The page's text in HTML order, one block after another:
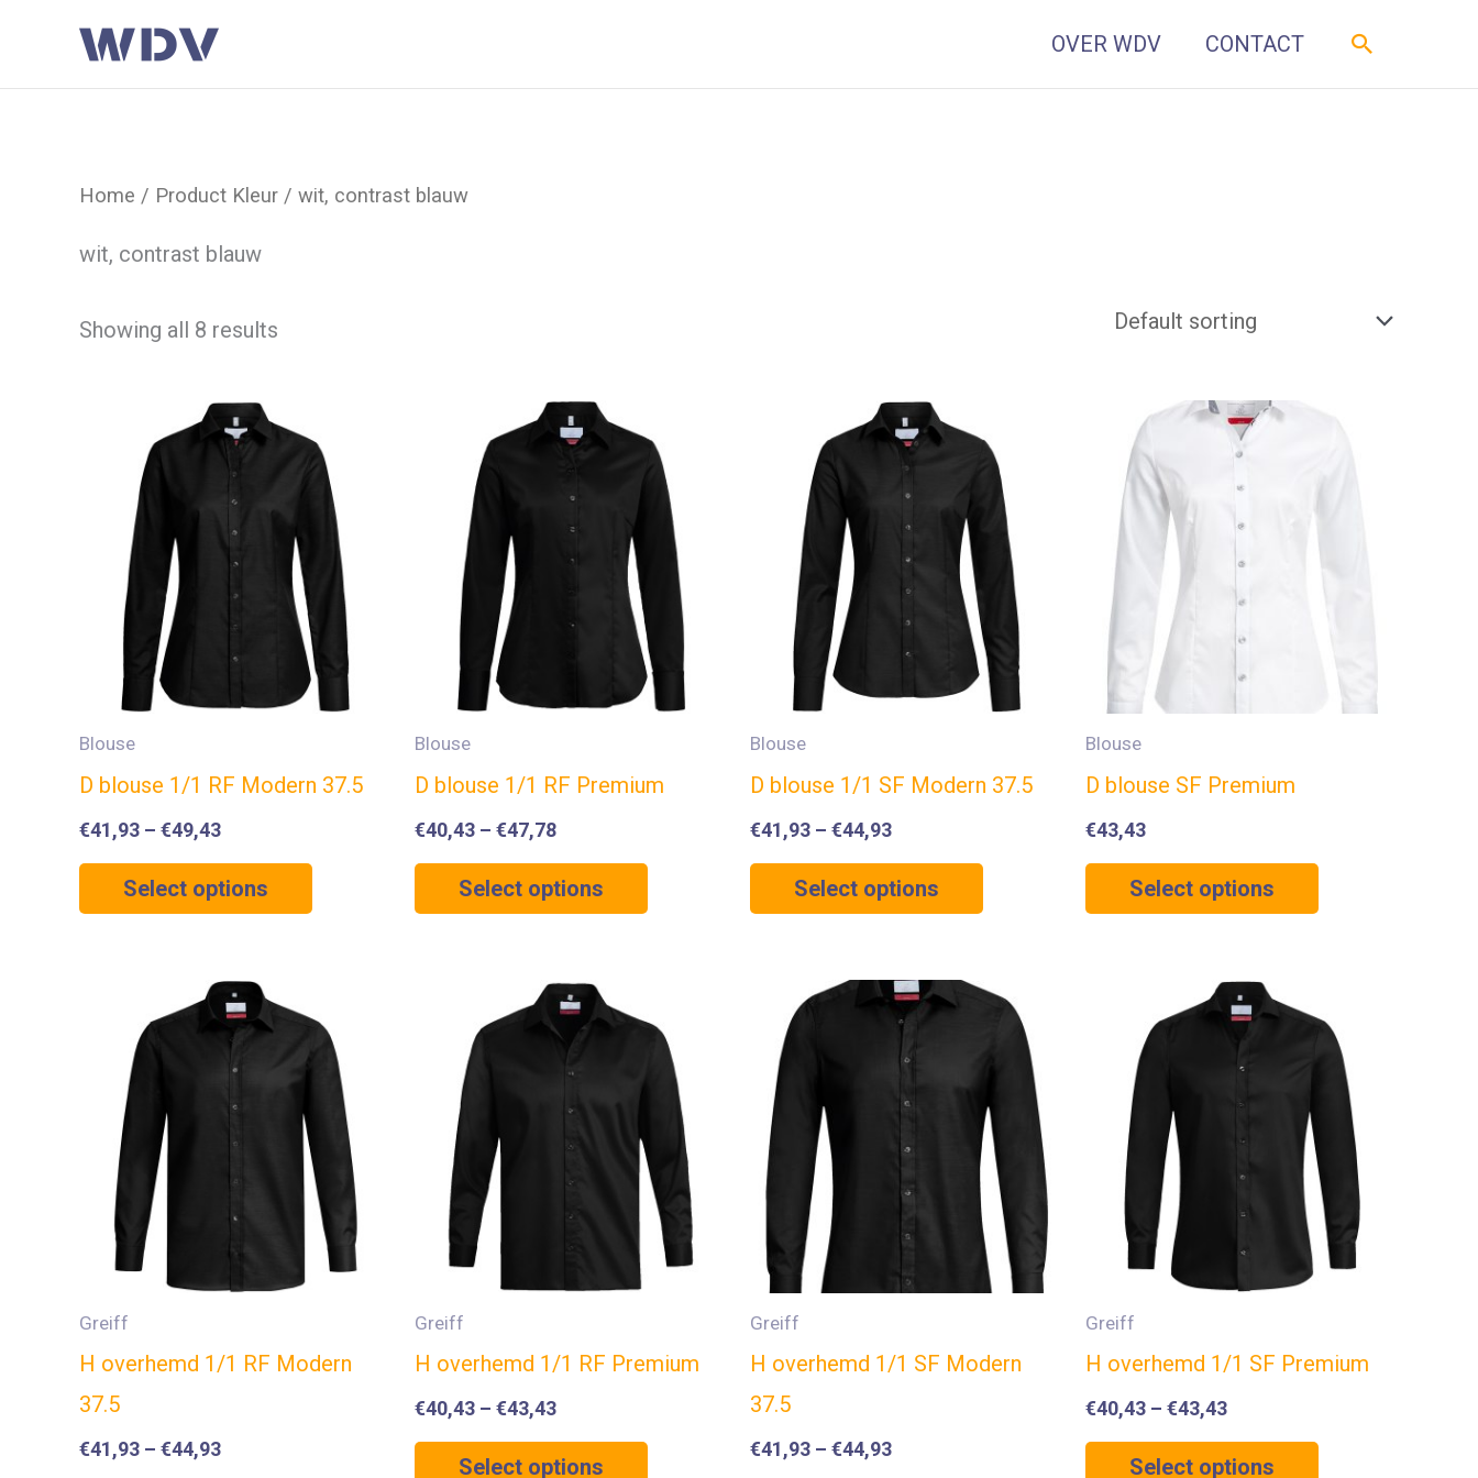
OVER WDV CONTACT Zoeken
Home / Product Kleur / wit, contrast blauw
wit, contrast blauw
Showing all 8 results
Blouse
D blouse 1/1 RF Modern 37.5
€41,93 – €49,43
Select options
Blouse
D blouse 1/1 RF Premium
€40,43 – €47,78
Select options
Blouse
D blouse 1/1 SF Modern 37.5
€41,93 – €44,93
Select options
Blouse
D blouse SF Premium
€43,43
Select options
Greiff
H overhemd 1/1 RF Modern
37.5
€41,93 – €44,93
Greiff
H overhemd 1/1 RF Premium
€40,43 – €43,43
Select options
Greiff
H overhemd 1/1 SF Modern
37.5
€41,93 – €44,93
Greiff
H overhemd 1/1 SF Premium
€40,43 – €43,43
Select options